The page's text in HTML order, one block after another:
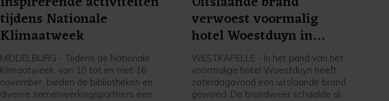
tijdens Nationale
Klimaatweek
MIDDELBURG - Tijdens de Nationale
Klimaatweek, van 10 tot en met 16
november, bieden de bibliotheken en
diverse samenwerkingspartners een
verwoest voormalig
hotel Woestduyn in
Westkapelle
WESTKAPELLE - In het pand van het
voormalige hotel Woestduyn heeft
zaterdagavond een uitslaande brand
gewoed. De brandweer schaalde al